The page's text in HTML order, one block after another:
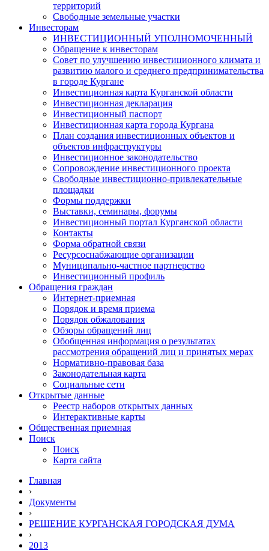
территорий
Свободные земельные участки
Инвесторам
ИНВЕСТИЦИОННЫЙ УПОЛНОМОЧЕННЫЙ
Обращение к инвесторам
Совет по улучшению инвестиционного климата и
развитию малого и среднего предпринимательства
в городе Кургане
Инвестиционная карта Курганской области
Инвестиционная декларация
Инвестиционный паспорт
Инвестиционная карта города Кургана
План создания инвестиционных объектов и
объектов инфраструктуры
Инвестиционное законодательство
Сопровождение инвестиционного проекта
Свободные инвестиционно-привлекательные
площадки
Формы поддержки
Выставки, семинары, форумы
Инвестиционный портал Курганской области
Контакты
Форма обратной связи
Ресурсоснабжающие организации
Муниципально-частное партнерство
Инвестиционный профиль
Обращения граждан
Интернет-приемная
Порядок и время приема
Порядок обжалования
Обзоры обращений лиц
Обобщенная информация о результатах
рассмотрения обращений лиц и принятых мерах
Нормативно-правовая база
Законодательная карта
Социальные сети
Открытые данные
Реестр наборов открытых данных
Интерактивные карты
Общественная приемная
Поиск
Поиск
Карта сайта
Главная
›
Документы
›
РЕШЕНИЕ КУРГАНСКАЯ ГОРОДСКАЯ ДУМА
›
2013